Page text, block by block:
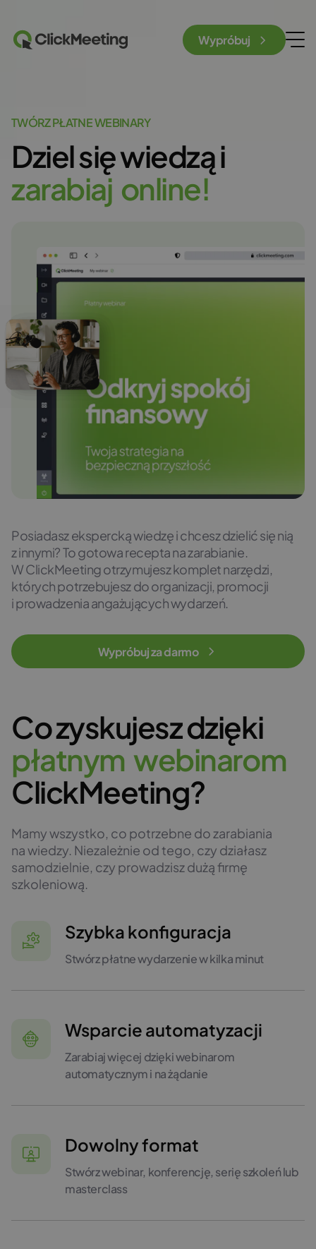
Wypróbuj
Posiadasz ekspercką wiedzę i chcesz dzielić się nią
z innymi? To gotowa recepta na zarabianie.
W ClickMeeting otrzymujesz komplet narzędzi,
których potrzebujesz do organizacji, promocji
i prowadzenia angażujących wydarzeń.
Wypróbuj za darmo
TWÓRZ PŁATNE WEBINARY
Dziel się wiedząi
zarabiaj online!
Co zyskujesz dzięki
płatnym webinarom
ClickMeeting?
Mamy wszystko, co potrzebne do zarabiania
na wiedzy. Niezależnie od tego, czy działasz
samodzielnie, czy prowadzisz dużą firmę
szkoleniową.
Szybka konfiguracja
Stwórz płatne wydarzenie w kilka minut
Wsparcie automatyzacji
Zarabiaj więcej dzięki webinarom
automatycznym i na żądanie
Dowolny format
Stwórz webinar, konferencję, serię szkoleń lub
masterclass